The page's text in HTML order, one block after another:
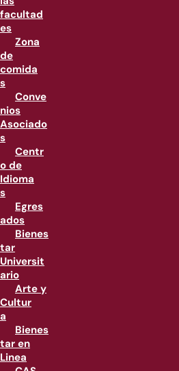
facultad
es
Zona
de
comida
s
Conve
nios
Asociado
s
Centr
o de
Idioma
s
Egres
ados
Bienes
tar
Universit
ario
Arte y
Cultur
a
Bienes
tar en
Linea